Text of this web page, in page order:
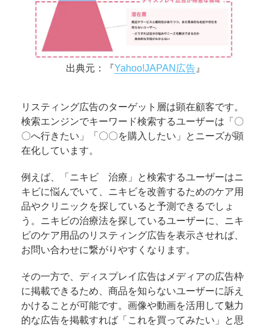
出典元：『Yahoo!JAPAN広告 』
リスティング広告のターゲット層は顕在顧客です。
検索エンジンでキーワード検索するユーザーは「〇
〇へ行きたい」「〇〇を購入したい」とニーズが顕
在化しています。
例えば、「ニキビ 治療」と検索するユーザーはニ
キビに悩んでいて、ニキビを改善するためのケア用
品やクリニックを探していると予測できるでしょ
う。ニキビの治療法を探しているユーザーに、ニキ
ビのケア用品のリスティング広告を表示させれば、
お問い合わせに繋がりやすくなります。
その一方で、ディスプレイ広告はメディアの広告枠
に掲載できるため、商品を知らないユーザーに訴え
かけることが可能です。画像や動画を活用して魅力
的な広告を掲載すれば「これを買ってみたい」と思